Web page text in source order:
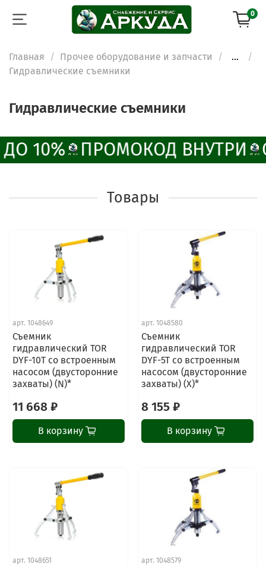
0
Главная Прочее оборудование и запчасти
...
Гидравлические съемники
Гидравлические съемники
10% ПРОМОКОД ВНУТРИ
Товары
арт. 1048649
Съемник
гидравлический TOR
DYF-10T со встроенным
насосом (двусторонние
захваты) (N)*
11 668 ₽
В корзину
арт. 1048580
Съемник
гидравлический TOR
DYF-5T со встроенным
насосом (двусторонние
захваты) (X)*
8 155 ₽
В корзину
арт. 1048651 арт. 1048579